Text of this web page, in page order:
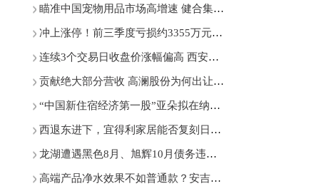
瞄准中国宠物用品市场高增速 健合集团引入“Zesty Paws快乐一爪”
冲上涨停！前三季度亏损约3355万元 乾景园林多次筹划易主
连续3个交易日收盘价涨幅偏高 西安饮食回应股票交易异常波动
贡献绝大部分营收 高澜股份为何出让东莞硅翔控股权？
“中国新住宿经济第一股”亚朵拟在纳斯达克挂牌上市
西退东进下，宜得利家居能否复刻日本家居神话?
龙湖遭遇黑色8月、旭辉10月债务违约……近五成房企为净亏损状态
高端产品净水效果不如普通款？安吉尔深陷舆论漩涡